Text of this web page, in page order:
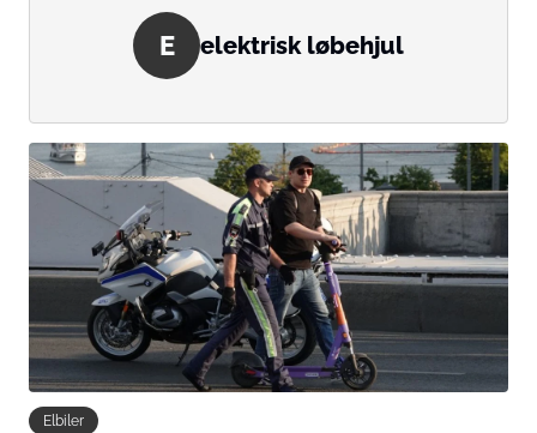
E elektrisk løbehjul
Elbiler